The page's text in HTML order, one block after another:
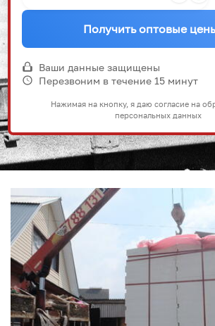
Получить оптовые
Ваши данные защищены
Перезвоним в течение 15 минут
Нажимая на кнопку, я даю согласие на
персональных данных